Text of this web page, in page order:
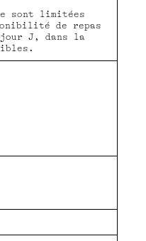
sont limitées
de repas
J, dans la